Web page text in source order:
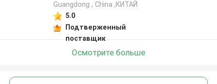
Guangdong , China ,КИТАЙ
5.0
Подтверженный
поставщик
Осмотрите больше